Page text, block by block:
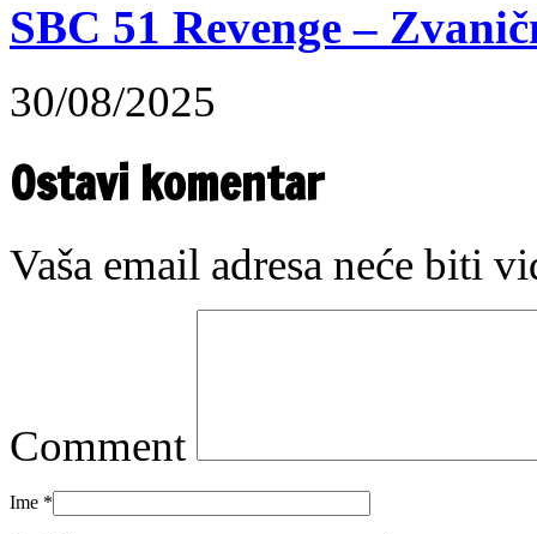
SBC 51 Revenge –
30/08/2025
Ostavi komentar
Vaša email adresa neće biti
Comment
Ime *